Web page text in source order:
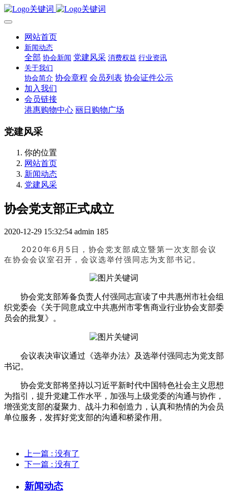
网站首页
新闻动态
全部 协会新闻 党建风采 消费权益 行业资讯
关于我们
协会简介 协会章程 会员列表 协会证件公示
加入我们
会员链接
港惠购物中心 丽日购物广场
党建风采
你的位置
网站首页
新闻动态
党建风采
协会党支部正式成立
2020-12-29 15:32:54 admin 185
2020年6月5日，协会党支部成立暨第一次支部会议
在协会会议室召开，会议选举付强同志为支部书记。
协会党支部筹备负责人付强同志宣读了中共惠州市社会组
织党委会《关于同意成立中共惠州市零售商业行业协会支部委
员会的批复》。
会议表决审议通过《选举办法》及选举付强同志为党支部
书记。
协会党支部将坚持以习近平新时代中国特色社会主义思想
为指引，提升党建工作水平，加强与上级党委的沟通与协作，
增强党支部的凝聚力、战斗力和创造力，认真和热情的为会员
单位服务，发挥好党支部的沟通和桥梁作用。
上一篇 : 没有了
下一篇 : 没有了
新闻动态